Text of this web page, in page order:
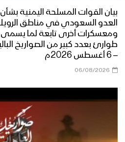
بيان القوات المسلحة اليمنية
العدو السعودي في مناطق الرويك
ومعسكرات أخرى تابعة لما يسمى
طوارئ بعدد كبير من الصواريخ
– 6 أغسطس 2026م
06/08/2026